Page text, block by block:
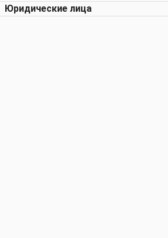
Юридические лица